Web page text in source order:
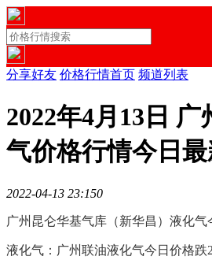
分享好友 价格行情首页 频道列表
2022年4月13日
气价格行情今日
2022-04-13 23:150
广州昆仑华基气库（新华昌）液化气
液化气：广州联油液化气今日价格跌